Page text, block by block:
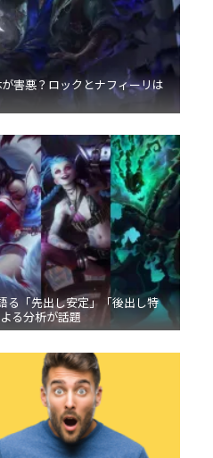
害悪？ロックとナフィーリは
る「先出し安定」「後出し特
る分析が話題